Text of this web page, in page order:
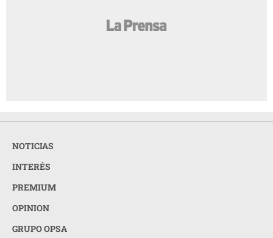
NOTICIAS
INTERÉS
PREMIUM
OPINION
GRUPO OPSA